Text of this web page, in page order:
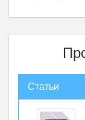
Статьи